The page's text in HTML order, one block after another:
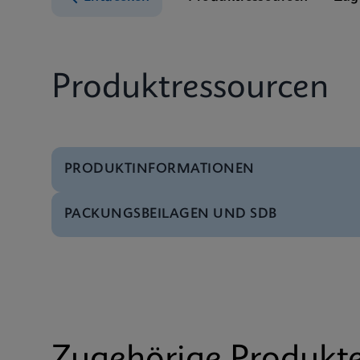
Produktressourcen
PRODUKTINFORMATIONEN
Test-Menü Xpert HIV-1 Qual XC
Broschüre Xpert HIV-1 Qual XC
PACKUNGSBEILAGEN UND SDB